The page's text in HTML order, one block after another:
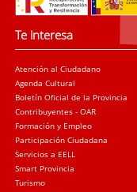
Te interesa
Atención al Ciudadano
Agenda Cultural
Boletín Oficial de la Provincia
Contribuyentes - OAR
Formación y Empleo
Participación Ciudadana
Servicios a EELL
Smart Provincia
Turismo